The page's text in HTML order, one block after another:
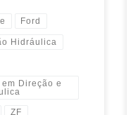
Ford
Hidráulica
Direção e
ZF